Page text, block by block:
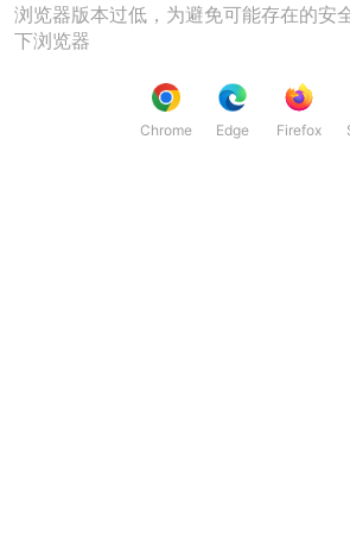
浏览器版本过低，为避免可能存在的安
下浏览器
Chrome Edge Firefox